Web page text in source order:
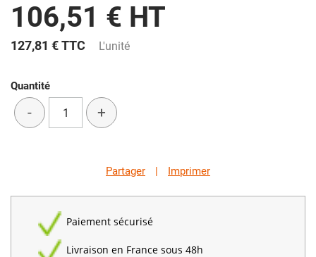
106,51 € HT
127,81 €TTC L'unité
Quantité
- +
Partager | Imprimer
Paiement sécurisé
Livraison en France sous 48h